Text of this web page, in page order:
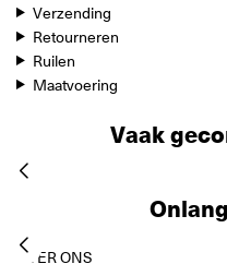
Verzending
Retourneren
Ruilen
Maatvoering
Vaak
OVER ONS